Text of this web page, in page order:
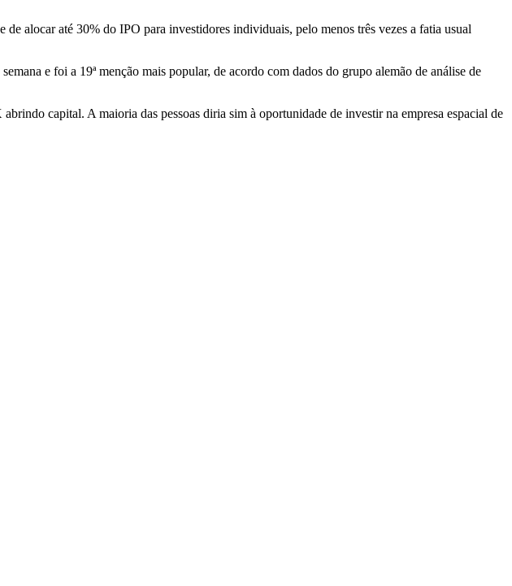
alocar até 30% do IPO para investidores individuais, pelo menos três vezes a fatia usual
e foi a 19ª menção mais popular, de acordo com dados do grupo alemão de análise de
capital. A maioria das pessoas diria sim à oportunidade de investir na empresa espacial de